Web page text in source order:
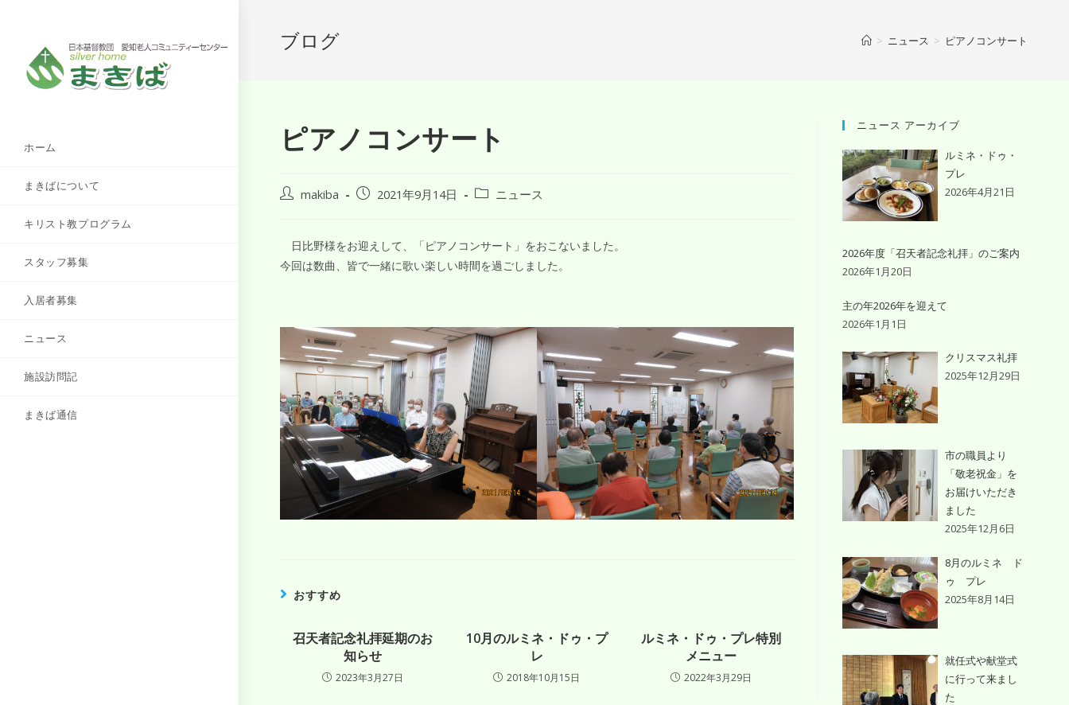
ホーム
まきばについて
キリスト教プログラム
スタッフ募集
入居者募集
ニュース
施設訪問記
まきば通信
ブログ > ニュース > ピアノコンサート
ピアノコンサート
makiba 2021年9月14日 ニュース
日比野様をお迎えして、「ピアノコンサート」をおこないました。
今回は数曲、皆で一緒に歌い楽しい時間を過ごしました。
おすすめ
召天者記念礼拝延期のお
知らせ
2023年3月27日
10月のルミネ・ドゥ・プ
レ
2018年10月15日
ルミネ・ドゥ・プレ特別
メニュー
2022年3月29日
ニュース アーカイブ
ルミネ・ドゥ・
プレ
2026年4月21日
2026年度「召天者記念礼拝」のご案内
2026年1月20日
主の年2026年を迎えて
2026年1月1日
クリスマス礼拝
2025年12月29日
市の職員より
「敬老祝金」を
お届けいただき
ました
2025年12月6日
8月のルミネ ド
ゥ プレ
2025年8月14日
就任式や献堂式
に行って来まし
た